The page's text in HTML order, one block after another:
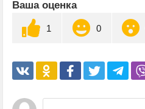
Ваша оценка
1 0